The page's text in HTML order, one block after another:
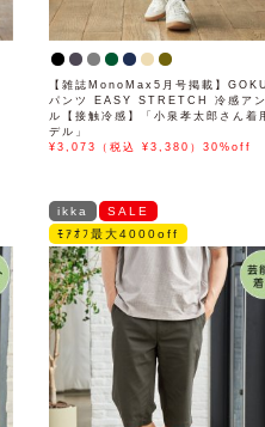
【雑誌MonoMax5月号掲載】
パンツ EASY STRETCH 冷感アン
ル【接触冷感】「小泉孝太郎さん着
デル」
¥3,073（税込 ¥3,380）30%off
ikka
SALE
ﾓｱｵﾌ最大4000off